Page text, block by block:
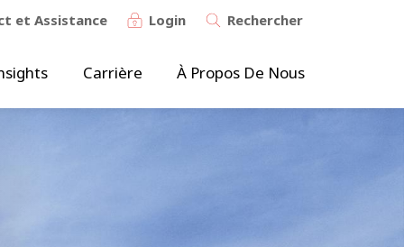
et Assistance Login Rechercher
Carrière À Propos De Nous